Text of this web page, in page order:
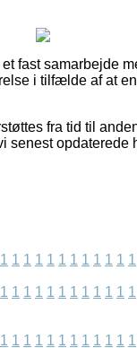
fast samarbejde
i tilfælde af at
fra tid til
senest opdaterede
1 1 1 1 1 1 1 1 1 1 1 1
1 1 1 1 1 1 1 1 1 1 1 1
1 1 1 1 1 1 1 1 1 1 1 1